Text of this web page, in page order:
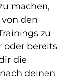
machen,
den
zu
oder bereits
die
deinen